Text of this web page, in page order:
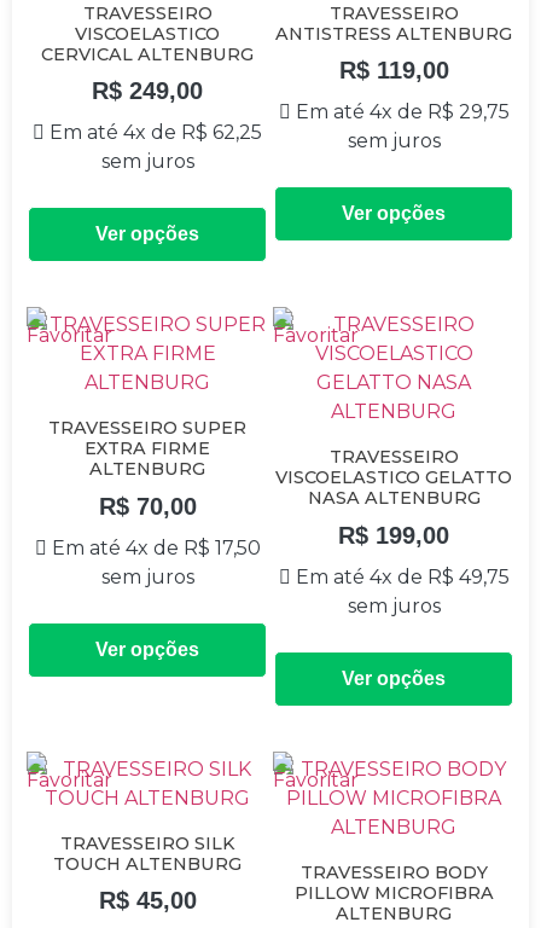
TRAVESSEIRO
VISCOELASTICO
CERVICAL ALTENBURG
R$ 249,00
Em até 4x de R$ 62,25
sem juros
Ver opções
TRAVESSEIRO
ANTISTRESS ALTENBURG
R$119,00
Em até 4x de R$ 29,75
sem juros
Ver opções
TRAVESSEIRO SUPER
EXTRA FIRME
ALTENBURG
R$70,00
Em até 4x de R$ 17,50
sem juros
Ver opções
TRAVESSEIRO
VISCOELASTICO GELATTO
NASA ALTENBURG
R$ 199,00
Em até 4x de R$ 49,75
sem juros
Ver opções
TRAVESSEIRO SILK
TOUCH ALTENBURG
R$45,00
TRAVESSEIRO BODY
PILLOW MICROFIBRA
ALTENBURG